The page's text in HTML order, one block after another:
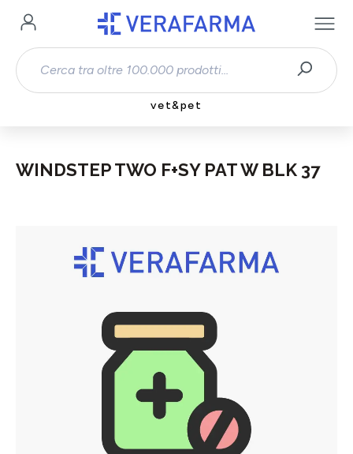
Passa al contenuto principale
vet&pet
WINDSTEP TWO F+SY PAT W BLK 37